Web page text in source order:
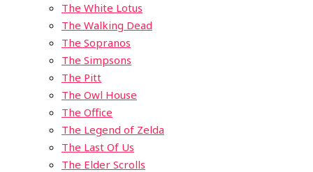
The White Lotus
The Walking Dead
The Sopranos
The Simpsons
The Pitt
The Owl House
The Office
The Legend of Zelda
The Last Of Us
The Elder Scrolls